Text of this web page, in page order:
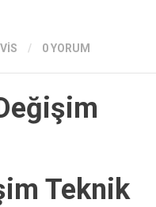
/ 0 YORUM
Teknik